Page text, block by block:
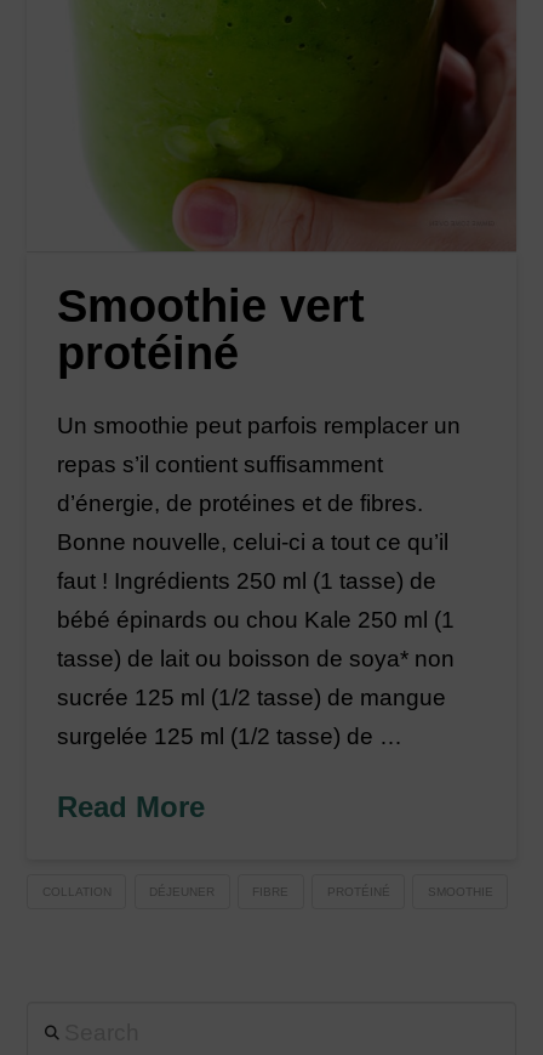
Smoothie vert
protéiné
Un smoothie peut parfois remplacer un
repas s’il contient suffisamment
d’énergie, de protéines et de fibres.
Bonne nouvelle, celui-ci a tout ce qu’il
faut ! Ingrédients 250 ml (1 tasse) de
bébé épinards ou chou Kale 250 ml (1
tasse) de lait ou boisson de soya* non
sucrée 125 ml (1/2 tasse) de mangue
surgelée 125 ml (1/2 tasse) de …
Read More
COLLATION DÉJEUNER FIBRE PROTÉINÉ SMOOTHIE
Search